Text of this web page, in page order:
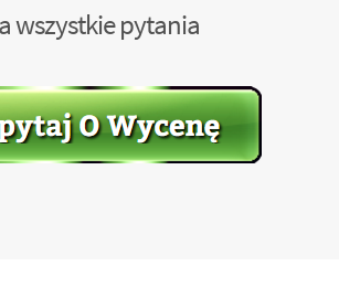
wszystkie pytania